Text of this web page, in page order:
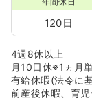
120日
4週8休以上
月10日休※1ヵ月
有給休暇(法令に
前産後休暇、育